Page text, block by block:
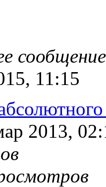
11:15
2013,